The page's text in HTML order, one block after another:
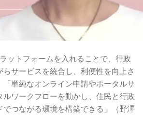
ットフォームを入れることで、行政
サービスを統合し、利便性を向上さ
単純なオンライン申請やポータルサ
ルワークフローを動かし、住民と行政
でつながる環境を構築できる」（野澤